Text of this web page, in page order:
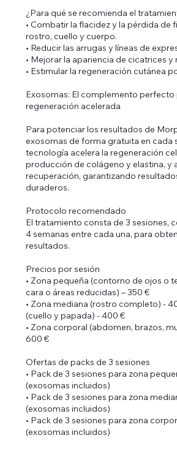
¿Para qué se recomienda el
• Combatir la flacidez y la pérdida de
rostro, cuello y cuerpo.
• Reducir las arrugas y líneas de
• Mejorar la apariencia de cicatrices y
• Estimular la regeneración cutánea
Exosomas: El complemento perfecto
regeneración acelerada
Para potenciar los resultados de
exosomas de forma gratuita en cada
tecnología acelera la regeneración
producción de colágeno y elastina, y
recuperación, garantizando
duraderos.
Protocolo recomendado
El tratamiento consta de 3 sesiones,
4 semanas entre cada una, para
resultados.
Precios por sesión
• Zona pequeña (contorno de ojos o
cara o áreas reducidas) – 350 €
• Zona mediana (rostro completo) -
(cuello y papada) - 400 €
• Zona corporal (abdomen, brazos,
600 €
Ofertas de packs de 3 sesiones
• Pack de 3 sesiones para zona
(exosomas incluidos)
• Pack de 3 sesiones para zona
(exosomas incluidos)
• Pack de 3 sesiones para zona
(exosomas incluidos)